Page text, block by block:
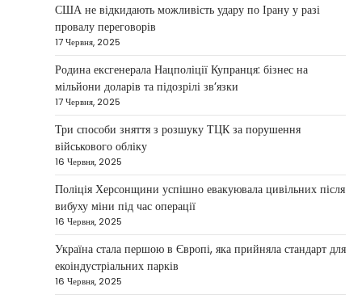
Дубай протягом багатьох років утримує статус
одного з найбільш привабливих міжнародних
центрів для ведення бізнесу…
НОВИНИ
Головні новини ранку 4 березня:
дрони, Іран, фронт і заяви Європи
Taisiya Kovalchuk
протидії іранським дронам на Близькому Сході,
новим верховним лідером…
Зеленський заявив про готовність
України допомогти стабілізувати
Близький Схід
США не відкидають можливість удару по Ірану у разі
провалу переговорів
17 Червня, 2025
Родина ексгенерала Нацполіції Купранця: бізнес на
мільйони доларів та підозрілі зв’язки
17 Червня, 2025
Три способи зняття з розшуку ТЦК за порушення
військового обліку
16 Червня, 2025
Поліція Херсонщини успішно евакуювала цивільних після
вибуху міни під час операції
16 Червня, 2025
Україна стала першою в Європі, яка прийняла стандарт для
екоіндустріальних парків
16 Червня, 2025